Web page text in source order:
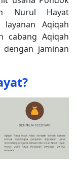
Nurul Hayat
Aqiqah
cabang Aqiqah
jaminan